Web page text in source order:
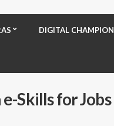
DIGITAL CHAMPION
Skills for Jobs